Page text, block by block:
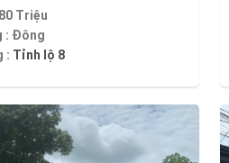
Triệu
: Đông
: Tỉnh lộ 8